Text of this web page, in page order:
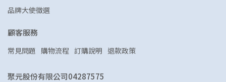
品牌大使徵選
顧客服務
常見問題 購物流程 訂購說明 退款政策
聚元股份有限公司04287575